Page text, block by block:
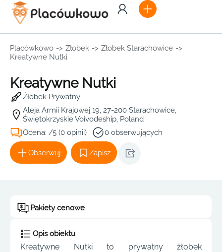
Placówkowo -> Żłobek -> Żłobek Starachowice ->
Kreatywne Nutki
Kreatywne Nutki
Żłobek Prywatny
Aleja Armii Krajowej 19, 27-200 Starachowice,
Świętokrzyskie Voivodeship, Poland
Ocena: /5 (0 opinii)
0 obserwujących
Obserwuj Zapisz
Pakiety cenowe
Opis obiektu
Kreatywne Nutki to prywatny żłobek